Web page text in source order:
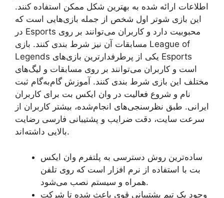
اطلاعات ارائه شده به بهترین شکل ممکن استفاده کنند.
این بازی شوتر اول شخص از جمله بازی‌هایی است که
در Esports محبوبیت دارد و کاربران می‌توانند بر روی
مسابقات آن نیز شرط بندی کنند. بازی League of
Legends یکی از پرطرفدارترین بازی‌های Esports
است و کاربران می‌توانند بر روی مسابقات و لیگ‌های
مختلف این بازی شرط بندی کنند. آموزش گام‌به‌گام ثبت‌
نام و شروع فعالیت در وان ایکس بت برای کاربران
ایرانی. طبق نظرسنجی‌های انجام‌شده، بیشتر کاربران از
سرعت سایت، دقت ضرایب و پشتیبانی فارسی رضایت
بالایی داشته‌اند.
ساده‌ترین روش دسترسی به پلتفرم وان ایکس
بت با استفاده از نرم افزار است که روی تلفن
همراه و سیستم نصب می‌شود.
وجود یک تیم پشتیبانی قوی باعث شده تا شرکت